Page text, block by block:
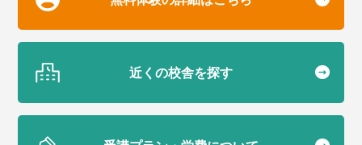
近くの校舎を探す